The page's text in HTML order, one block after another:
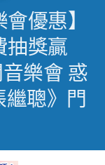
優惠】
抽獎贏
樂會 惑
聰》門